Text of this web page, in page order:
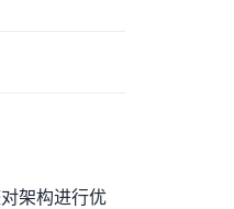
架构进行优